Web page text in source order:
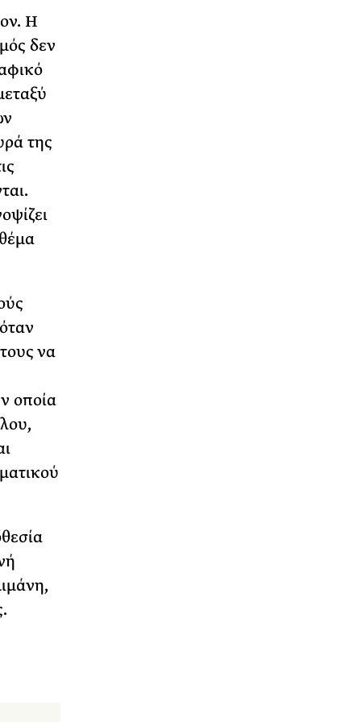
Η
δεν
της
να
οποία